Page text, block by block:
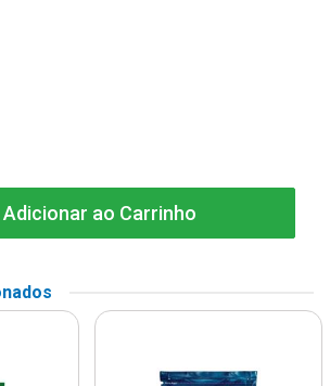
Adicionar ao Carrinho